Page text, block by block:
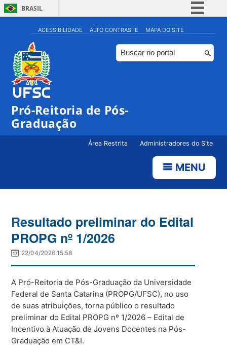
BRASIL
Simplifique!
Comunica BR
Participe
ACESSIBILIDADE ALTO CONTRASTE MAPA DO SITE
Pró-Reitoria de Pós-
Graduação
Área Restrita Administradores do Site
MENU
Resultado preliminar do Edital
PROPG nº 1/2026
22/04/2026 15:58
A Pró-Reitoria de Pós-Graduação da Universidade
Federal de Santa Catarina (PROPG/UFSC), no uso
de suas atribuições, torna público o resultado
preliminar do Edital PROPG nº 1/2026 – Edital de
Incentivo à Atuação de Jovens Docentes na Pós-
Graduação em CT&I.